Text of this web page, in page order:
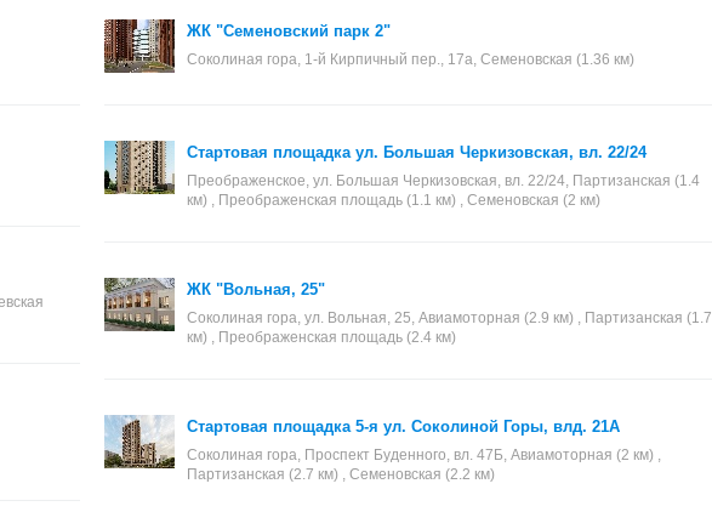
ЖК "Семеновский парк 2"
Соколиная гора, 1-й Кирпичный пер., 17а, Семеновская (1.36 км)
Стартовая площадка ул. Большая Черкизовская, вл. 22/24
Преображенское, ул. Большая Черкизовская, вл. 22/24, Партизанская (1.4
км) , Преображенская площадь (1.1 км) , Семеновская (2 км)
ЖК "Вольная, 25"
Соколиная гора, ул. Вольная, 25, Авиамоторная (2.9 км) , Партизанская (1.7
км) , Преображенская площадь (2.4 км)
Стартовая площадка 5-я ул. Соколиной Горы, влд. 21А
Соколиная гора, Проспект Буденного, вл. 47Б, Авиамоторная (2 км) ,
Партизанская (2.7 км) , Семеновская (2.2 км)